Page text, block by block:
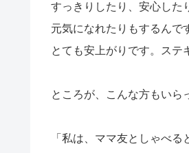
すっきりしたり、安心した
元気になれたりもするんで
とても安上がりです。ステ
ところが、こんな方もいら
「私は、ママ友としゃべる